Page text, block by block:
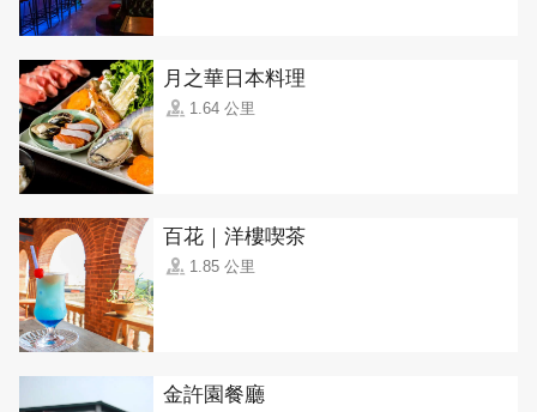
月之華日本料理
1.64 公里
百花｜洋樓喫茶
1.85 公里
金許園餐廳